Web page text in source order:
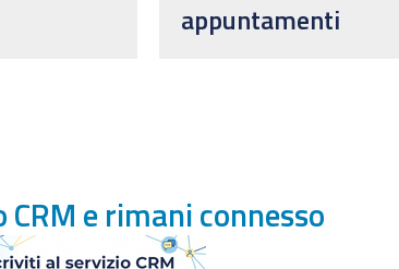
appuntamenti
e rimani connesso